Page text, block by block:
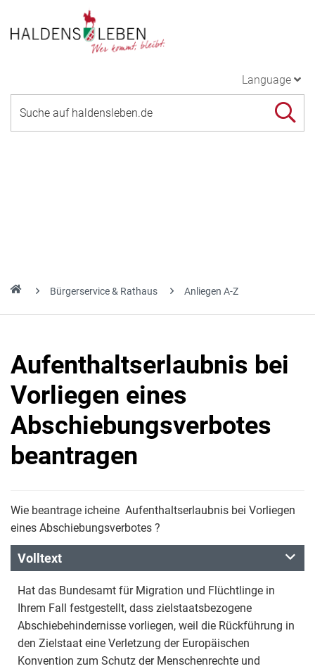
Language
Bürgerservice & Rathaus Anliegen A-Z
Aufenthaltserlaubnis bei
Vorliegen eines
Abschiebungsverbotes
beantragen
Wie beantrage icheine Aufenthaltserlaubnis bei Vorliegen
eines Abschiebungsverbotes ?
Volltext
Hat das Bundesamt für Migration und Flüchtlinge in
Ihrem Fall festgestellt, dass zielstaatsbezogene
Abschiebehindernisse vorliegen, weil die Rückführung in
den Zielstaat eine Verletzung der Europäischen
Konvention zum Schutz der Menschenrechte und